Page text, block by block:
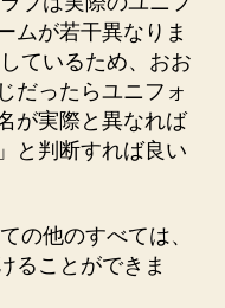
ムが若干異なりま
ているため、おお
だったらユニフォ
が実際と異なれば
と判断すれば良い
の他のすべては、
ることができま